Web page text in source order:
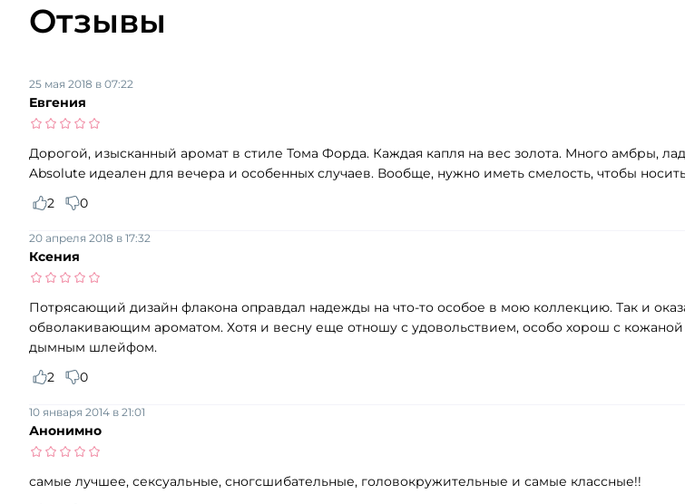
Отзывы
Евгения
25 мая 2018 в 07:22
Дорогой, изысканный аромат в стиле Тома Форда. Каждая капля на вес золота. Много амбры,
Absolute идеален для вечера и особенных случаев. Вообще, нужно иметь смелость, чтобы
2
0
Ксения
20 апреля 2018 в 17:32
Потрясающий дизайн флакона оправдал надежды на что-то особое в мою коллекцию. Так и
обволакивающим ароматом. Хотя и весну еще отношу с удовольствием, особо хорош с
дымным шлейфом.
2
0
Анонимно
10 января 2014 в 21:01
самые лучшее, сексуальные, сногсшибательные, головокружительные и самые классные!!